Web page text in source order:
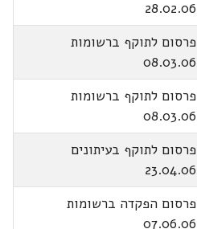
28.02.06
פרסום לתוקף ברשומות
08.03.06
פרסום לתוקף ברשומות
08.03.06
פרסום לתוקף בעיתונים
23.04.06
פרסום הפקדה ברשומות
07.06.06